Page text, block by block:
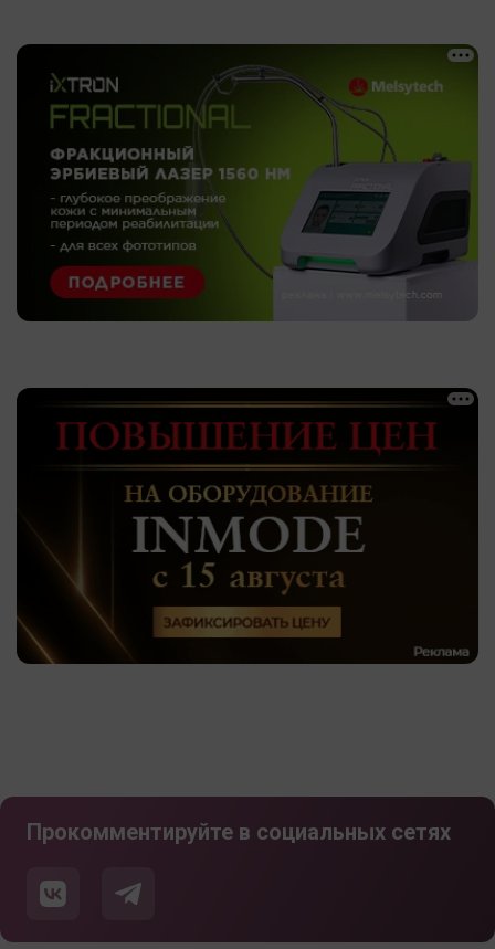
Прокомментируйте в социальных сетях